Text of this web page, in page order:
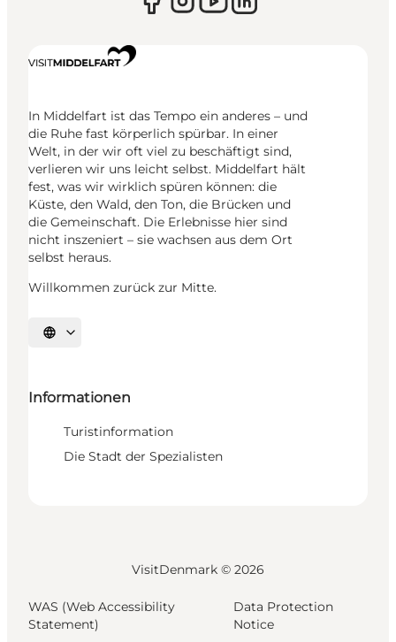
In Middelfart ist das Tempo ein anderes – und
die Ruhe fast körperlich spürbar. In einer
Welt, in der wir oft viel zu beschäftigt sind,
verlieren wir uns leicht selbst. Middelfart hält
fest, was wir wirklich spüren können: die
Küste, den Wald, den Ton, die Brücken und
die Gemeinschaft. Die Erlebnisse hier sind
nicht inszeniert – sie wachsen aus dem Ort
selbst heraus.
Willkommen zurück zur Mitte.
Sprache auswählen
Informationen
Turistinformation
Die Stadt der Spezialisten
VisitDenmark © 2026
WAS (Web Accessibility
Statement)
Data Protection
Notice